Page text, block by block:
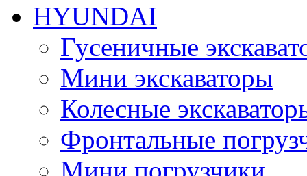
HYUNDAI
Гусеничные
Мини экскаваторы
Колесные
Фронтальные
Мини погрузчики